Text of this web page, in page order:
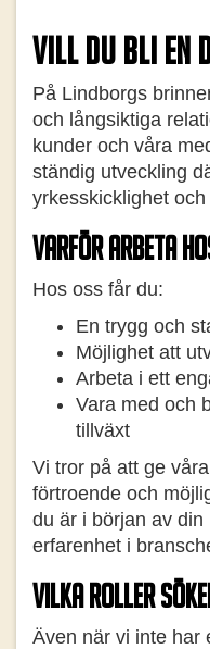
Vill du bli en
På Lindborgs
och långsiktiga
kunder och våra
ständig utveckling
yrkesskicklighet
Varför arbeta
Hos oss får du:
En trygg och
Möjlighet att
Arbeta i ett
Vara med och
tillväxt
Vi tror på att ge
förtroende och
du är i början av
erfarenhet i
Vilka roller
Även när vi inte har